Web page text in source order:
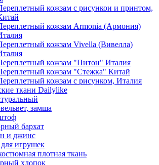
кожзам с рисункои и принтом,
кожзам Armonia (Армония)
кожзам Vivella (Вивелла)
кожзам "Питон" Италия
кожзам "Стежка" Китай
кожзам с рисунком, Италия
ткани Dailylike
замша
бархат
и джинс
игрушек
плотная ткань
хлопок